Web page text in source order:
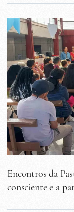
Encontros da
consciente e a